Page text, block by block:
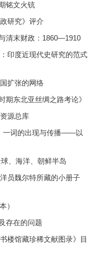
铭文火铳
研究》评介
清末财政：1860—1910
印度近现代史研究的范式
扩张的网络
期东北亚丝绸之路考论》
源总库
一词的出现与传播——以
、海洋、朝鲜半岛
员魏尔特所藏的小册子
）
存在的问题
楼馆藏珍稀文献图录》目